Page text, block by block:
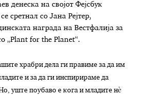
денеска на својот Фејсбук
сретнал со Јана Рејтер,
награда на Вестфалија за
„Plant for the Planet“.
храбри дела ги правиме за да им
и за да ги инспирираме да
уште поубаво е кога и младите нѐ